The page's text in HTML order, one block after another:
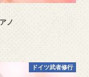
ノ
ドイツ武者修行